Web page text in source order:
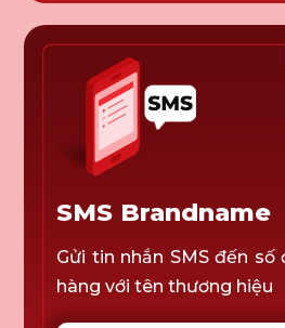
SMS Brandname
Gửi tin nhắn SMS đến số
hàng với tên thương hiệu